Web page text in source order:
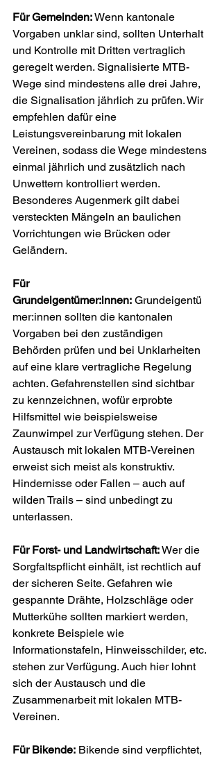
Für Gemeinden: Wenn kantonale
Vorgaben unklar sind, sollten Unterhalt
und Kontrolle mit Dritten vertraglich
geregelt werden. Signalisierte MTB-
Wege sind mindestens alle drei Jahre,
die Signalisation jährlich zu prüfen. Wir
empfehlen dafür eine
Leistungsvereinbarung mit lokalen
Vereinen, sodass die Wege mindestens
einmal jährlich und zusätzlich nach
Unwettern kontrolliert werden.
Besonderes Augenmerk gilt dabei
versteckten Mängeln an baulichen
Vorrichtungen wie Brücken oder
Geländern.
Für
Grundeigentümer:innen: Grundeigentü
mer:innen sollten die kantonalen
Vorgaben bei den zuständigen
Behörden prüfen und bei Unklarheiten
auf eine klare vertragliche Regelung
achten. Gefahrenstellen sind sichtbar
zu kennzeichnen, wofür erprobte
Hilfsmittel wie beispielsweise
Zaunwimpel zur Verfügung stehen. Der
Austausch mit lokalen MTB-Vereinen
erweist sich meist als konstruktiv.
Hindernisse oder Fallen – auch auf
wilden Trails – sind unbedingt zu
unterlassen.
Für Forst- und Landwirtschaft: Wer die
Sorgfaltspflicht einhält, ist rechtlich auf
der sicheren Seite. Gefahren wie
gespannte Drähte, Holzschläge oder
Mutterkühe sollten markiert werden,
konkrete Beispiele wie
Informationstafeln, Hinweisschilder, etc.
stehen zur Verfügung. Auch hier lohnt
sich der Austausch und die
Zusammenarbeit mit lokalen MTB-
Vereinen.
Für Bikende: Bikende sind verpflichtet,